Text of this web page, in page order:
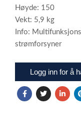
Høyde: 150
Vekt: 5,9 kg
Info:
strømforsyner
Logg inn for å